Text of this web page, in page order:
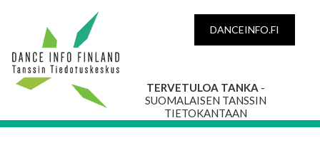
DANCEINFO.FI
TERVETULOA TANKA -
SUOMALAISEN TANSSIN
TIETOKANTAAN